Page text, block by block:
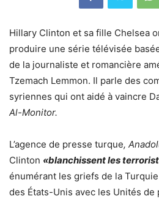
Hillary Clinton et sa fille Chelsea
produire une série télévisée
de la journaliste et romancière
Tzemach Lemmon. Il parle des
syriennes qui ont aidé à vaincre
Al-Monitor.
L’agence de presse turque,
Clinton «blanchissent les
énumérant les griefs de la
des États-Unis avec les Unités